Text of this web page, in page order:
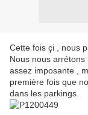
Cette fois çi , nous
Nous nous
assez imposante ,
première fois que
dans les parkings.